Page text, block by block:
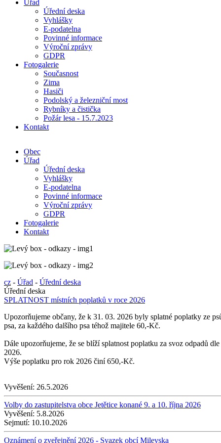
Úřad
Úřední deska
Vyhlášky
E-podatelna
Povinné informace
Výroční zprávy
GDPR
Fotogalerie
Současnost
Zima
Hasiči
Podolský a železniční most
Rybníky a čistička
Požár lesa - 15.7.2023
Kontakt
Obec
Úřad
Úřední deska
Vyhlášky
E-podatelna
Povinné informace
Výroční zprávy
GDPR
Fotogalerie
Kontakt
cz - Úřad - Úřední deska
Úřední deska
SPLATNOST místních poplatků v roce 2026
Upozorňujeme občany, že k 31. 03. 2026 byly splatné poplatky ze
psa, za každého dalšího psa téhož majitele 60,-Kč.
Dále upozorňujeme, že se blíží splatnost poplatku za svoz odpadů
2026.
Výše poplatku pro rok 2026 činí 650,-Kč.
Vyvěšení: 26.5.2026
Volby do zastupitelstva obce Jetětice konané 9. a 10. října 2026
Vyvěšení: 5.8.2026
Sejmutí: 10.10.2026
Oznámení o zveřejnění 2026 - Svazek obcí Milevska